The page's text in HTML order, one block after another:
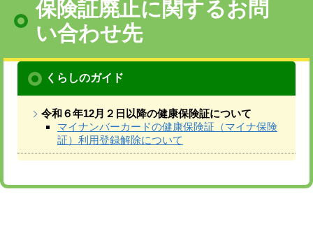
保険証廃止に関するお問
い合わせ先
くらしのガイド
令和６年12月２日以降の健康保険証について
マイナンバーカードの健康保険証（マイナ保険
証）利用登録解除について